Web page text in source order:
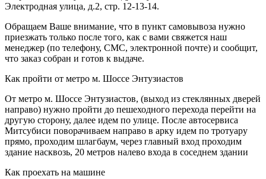
Электродная улица, д.2, стр. 12-13-14.
Обращаем Ваше внимание, что в пункт самовывоза нужно
приезжать только после того, как с вами свяжется наш
менеджер (по телефону, СМС, электронной почте) и сообщит,
что заказ собран и готов к выдаче.
Как пройти от метро м. Шоссе Энтузиастов
От метро м. Шоссе Энтузиастов, (выход из стеклянных дверей
направо) нужно пройти до пешеходного перехода перейти на
другую сторону, далее идем по улице. После автосервиса
Митсубиси поворачиваем направо в арку идем по тротуару
прямо, проходим шлагбаум, через главный вход проходим
здание насквозь, 20 метров налево входа в соседнем здании
Как проехать на машине